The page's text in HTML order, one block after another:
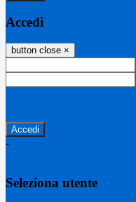
Accedi
button close ×
-
Seleziona utente